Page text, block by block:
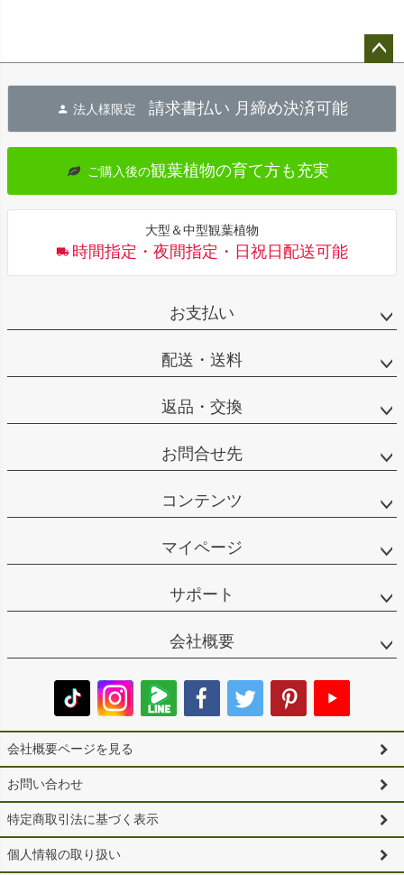
へ
法人様限定 請求書払い 月締め決済可能
ご購入後の観葉植物の育て方も充実
大型＆中型観葉植物
時間指定・夜間指定・日祝日配送可能
お支払い
配送・送料
返品・交換
お問合せ先
コンテンツ
マイページ
サポート
会社概要
会社概要ページを見る
お問い合わせ
特定商取引法に基づく表示
個人情報の取り扱い